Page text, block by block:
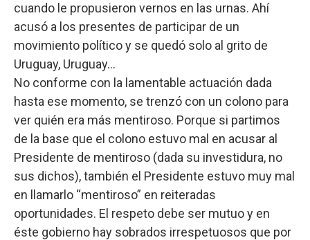
cuando le propusieron vernos en las urnas. Ahí
acusó a los presentes de participar de un
movimiento político y se quedó solo al grito de
Uruguay, Uruguay…
No conforme con la lamentable actuación dada
hasta ese momento, se trenzó con un colono para
ver quién era más mentiroso. Porque si partimos
de la base que el colono estuvo mal en acusar al
Presidente de mentiroso (dada su investidura, no
sus dichos), también el Presidente estuvo muy mal
en llamarlo “mentiroso” en reiteradas
oportunidades. El respeto debe ser mutuo y en
éste gobierno hay sobrados irrespetuosos que por